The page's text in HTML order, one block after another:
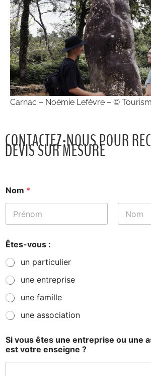
Carnac – Noémie Lefèvre – ©
CONTACTEZ-NOUS POUR
DEVIS SUR MESURE
Nom *
Êtes-vous :
un particulier
une entreprise
une famille
une association
Si vous êtes une entreprise ou une
est votre enseigne ?